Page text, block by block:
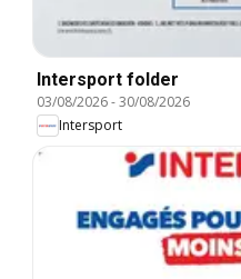
Intersport folder
03/08/2026-30/08/2026
Intersport